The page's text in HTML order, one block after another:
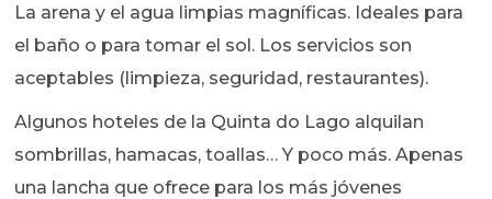
La arena y el agua limpias magníficas. Ideales para
el baño o para tomar el sol. Los servicios son
aceptables (limpieza, seguridad, restaurantes).
Algunos hoteles de la Quinta do Lago alquilan
sombrillas, hamacas, toallas… Y poco más. Apenas
una lancha que ofrece para los más jóvenes